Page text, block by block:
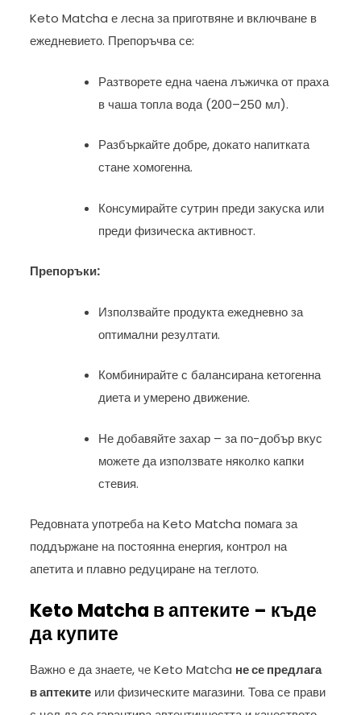
Keto Matcha е лесна за приготвяне и включване в
ежедневието. Препоръчва се:
Разтворете една чаена лъжичка от праха
в чаша топла вода (200–250 мл).
Разбъркайте добре, докато напитката
стане хомогенна.
Консумирайте сутрин преди закуска или
преди физическа активност.
Препоръки:
Използвайте продукта ежедневно за
оптимални резултати.
Комбинирайте с балансирана кетогенна
диета и умерено движение.
Не добавяйте захар – за по-добър вкус
можете да използвате няколко капки
стевия.
Редовната употреба на Keto Matcha помага за
поддържане на постоянна енергия, контрол на
апетита и плавно редуциране на теглото.
Keto Matcha в аптеките – къде
да купите
Важно е да знаете, че Keto Matcha не се предлага
в аптеките или физическите магазини. Това се прави